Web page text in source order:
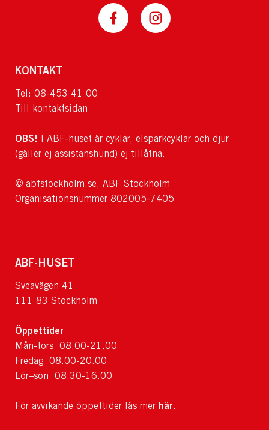
KONTAKT
Tel: 08-453 41 00
Till kontaktsidan
OBS! I ABF-huset är cyklar, elsparkcyklar och djur
(gäller ej assistanshund) ej tillåtna.
© abfstockholm.se, ABF Stockholm
Organisationsnummer 802005-7405
ABF-HUSET
Sveavägen 41
111 83 Stockholm
Öppettider
Mån-tors 08.00-21.00
Fredag 08.00-20.00
Lör–sön 08.30-16.00
För avvikande öppettider läs mer här.